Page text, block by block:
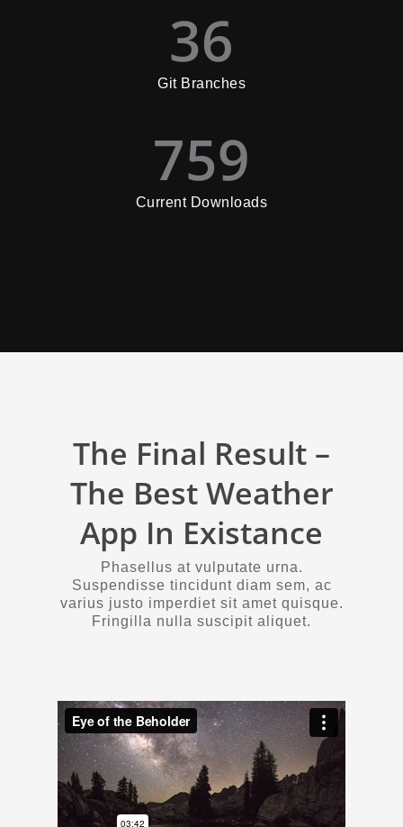
36
Git Branches
759
Current Downloads
The Final Result –
The Best Weather
App In Existance
Phasellus at vulputate urna.
Suspendisse tincidunt diam sem, ac
varius justo imperdiet sit amet quisque.
Fringilla nulla suscipit aliquet.